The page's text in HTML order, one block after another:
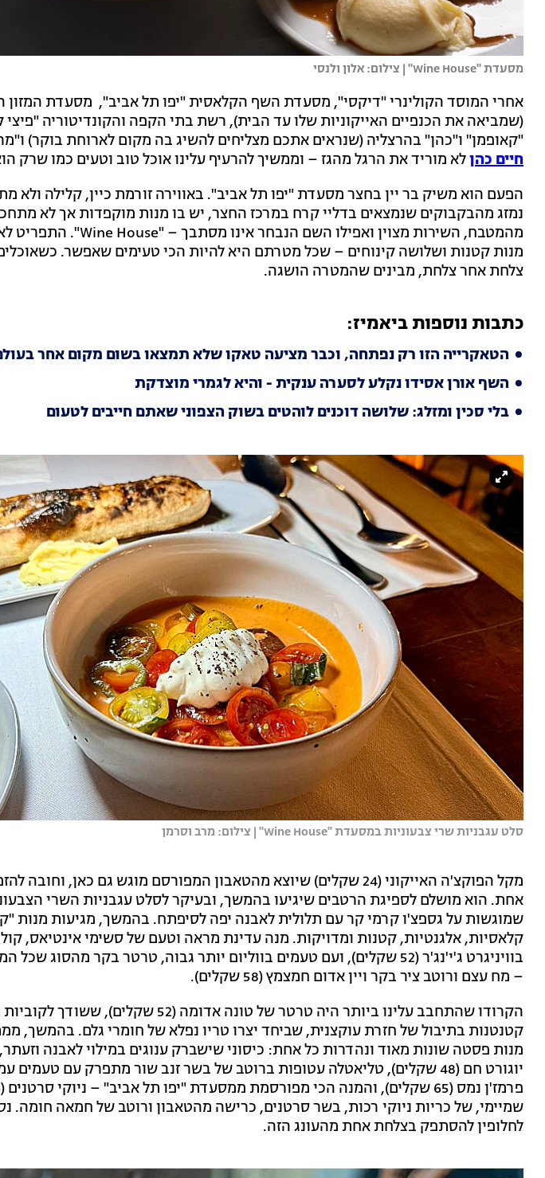
מסעדת "Wine House" | צילום: אלון ולנסי
אחרי המוסד הקולינרי "דיקסי", מסעדת השף הקלאסית "יפו תל אביב", מסעדת המזון
(שמביאה את הכנפיים האייקוניות שלו עד הבית), רשת בתי הקפה והקונדיטוריה
"קאופמן" ו"כהן" בהרצליה (שנראים אתכם מצליחים להשיג בה מקום לארוחת בוקר)
חיים כהןלא מוריד את הרגל מהגז – וממשיך להרעיף עלינו אוכל טוב וטעים כמו שרק
הפעם הוא משיק בר יין בחצר מסעדת "יפו תל אביב". באווירה זורמת כיין, קלילה ולא
נמזג מהבקבוקים שנמצאים בדליי קרח במרכז החצר, יש בו מנות מוקפדות אך לא
מנות קטנות ושלושה קינוחים – שכל מטרתם היא להיות הכי טעימים שאפשר.
צלחת אחר צלחת, מבינים שהמטרה הושגה.
כתבות נוספות ביאמיז:
הטאקרייה הזו רק נפתחה, וכבר מציעה טאקו שלא תמצאו בשום מקום אחר
השף אורן אסידו נקלע לסערה ענקית - והיא לגמרי מוצדקת
בלי סכין ומזלג: שלושה דוכנים לוהטים בשוק הצפוני שאתם חייבים לטעום
סלט עגבניות שרי צבעוניות במסעדת "Wine House" | צילום: מרב וסרמן
מקל הפוקצ'ה האייקוני (24 שקלים) שיוצא מהטאבון המפורסם מוגש גם כאן,
שמוגשות על גספצ'ו קרמי קר עם תלולית לאבנה יפה לסיפתח. בהמשך, מגיעות מנות
קלאסיות, אלגנטיות, קטנות ומדויקות. מנה עדינת מראה וטעם של סשימי אינטיאס,
בוויניגרט ג'י'נג'ר (52 שקלים), ועם טעמים בווליום יותר גבוה, טרטר בקר מהסוג
– מח עצם ורוטב ציר בקר ויין אדום חמצמץ (58 שקלים).
הקרודו שהתחבב עלינו ביותר היה טרטר של טונה אדומה (52
קטנטנות בתיבול של חזרת עוקצנית, שביחד יצרו טריו נפלא של חומרי גלם. בהמשך,
מנות פסטה שונות מאוד ונהדרות כל אחת: כיסוני שישברק ענוגים במילוי לאבנה
יוגורט חם (48 שקלים), טליאטלה עטופות ברוטב של בשר זנב שור מתפרק עם טעמים
שמיימי, של כריות ניוקי רכות, בשר סרטנים, כרישה מהטאבון ורוטב של חמאה חומה.
לחלופין להסתפק בצלחת אחת מהעונג הזה.